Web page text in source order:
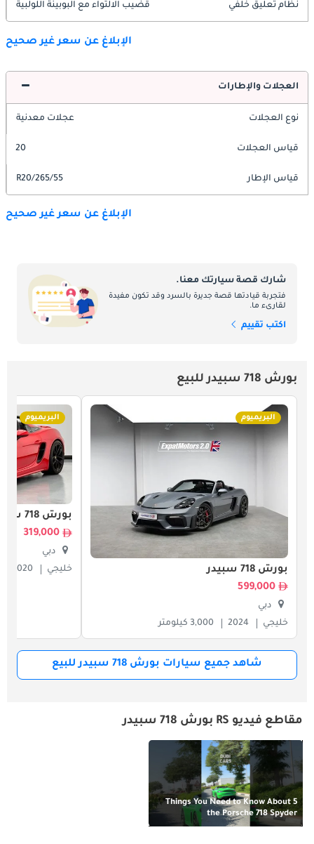
نظام تعليق خلفي قضيب الالتواء مع البوبينة اللولبية
الإبلاغ عن سعر غير صحيح
العجلات والإطارات
نوع العجلات عجلات معدنية
قياس العجلات 20
قياس الإطار 265/55/R20
الإبلاغ عن سعر غير صحيح
شارك قصة سيارتك معنا.
فتجربة قيادتها قصة جديرة بالسرد وقد تكون مفيدة
لقارىء ما.
اكتب تقييم
بورش 718 سبيدر للبيع
البريميوم
بورش 718 سبيدر
599,000
دبي
خليجي
2024 3,000 كيلومتر
البريميوم
بورش 718 سبيدر
319,000
دبي
خليجي
2020
شاهد جميع سيارات بورش 718 سبيدر للبيع
مقاطع فيديو RS بورش 718 سبيدر
5 Things You Need to Know About
the Porsche 718 Spyder